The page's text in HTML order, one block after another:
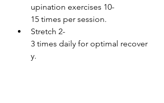
upination exercises 10-
15 times per session.
Stretch 2-
3 times daily for optimal recover
y.